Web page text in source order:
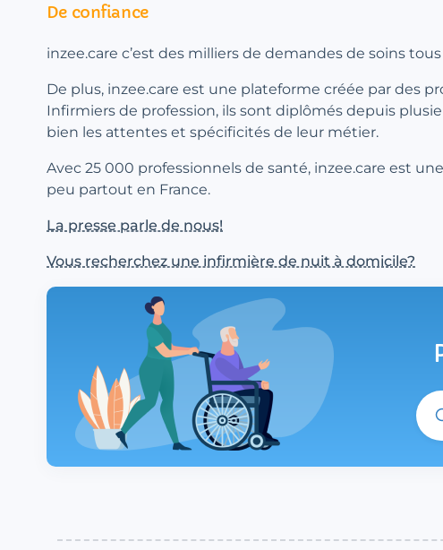
De confiance
inzee.care c’est des milliers de demandes de soins
De plus, inzee.care est une plateforme créée par des
Infirmiers de profession, ils sont diplômés depuis
bien les attentes et spécificités de leur métier.
Avec 25 000 professionnels de santé, inzee.care est
peu partout en France.
La presse parle de nous!
Vous recherchez une infirmière de nuit à domicile?